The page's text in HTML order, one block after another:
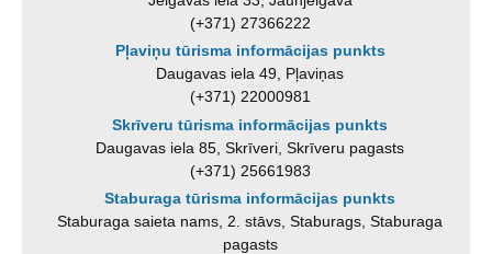
(+371) 27366222
Pļaviņu tūrisma informācijas punkts
Daugavas iela 49, Pļaviņas
(+371) 22000981
Skrīveru tūrisma informācijas punkts
Daugavas iela 85, Skrīveri, Skrīveru pagasts
(+371) 25661983
Staburaga tūrisma informācijas punkts
Staburaga saieta nams, 2. stāvs, Staburags, Staburaga
pagasts